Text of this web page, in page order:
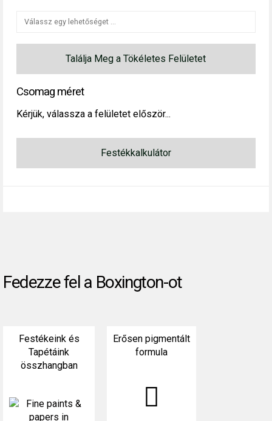
Találja Meg a Tökéletes Felületet
Csomag méret
Kérjük, válassza a felületet először...
Festékkalkulátor
Fedezze fel a Boxington-ot
Festékeink és
Tapétáink
összhangban
Erősen pigmentált
formula
